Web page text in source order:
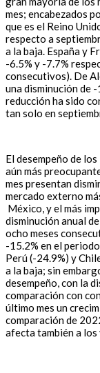
mes; encabezados
que es el Reino
respecto a
a la baja. España y
-6.5% y -7.7%
consecutivos). De
una disminución de
reducción ha sido
tan solo en
El desempeño de los
aún más
mes presentan
mercado externo
México, y el más
disminución anual
ocho meses
-15.2% en el
Perú (-24.9%) y
a la baja; sin
desempeño, con la
comparación con
último mes un
comparación de
afecta también a